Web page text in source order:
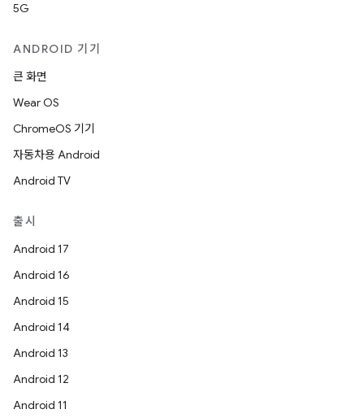
5G
ANDROID 기기
큰 화면
Wear OS
ChromeOS 기기
자동차용 Android
Android TV
출시
Android 17
Android 16
Android 15
Android 14
Android 13
Android 12
Android 11